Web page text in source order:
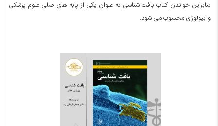
بنابراین خواندن کتاب بافت شناسی به عنوان یکی از پایه های اصلی علوم پزشکی
و بیولوژی محسوب می شود.